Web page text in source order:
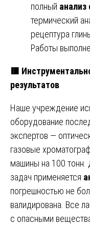
полный анализ
термический
рецептура
Работы
🟥
результатов
Наше учреждение
оборудование
экспертов —
газовые
машины на 100 тонн.
задач применяется
погрешностью не
валидирована. Все
с опасными